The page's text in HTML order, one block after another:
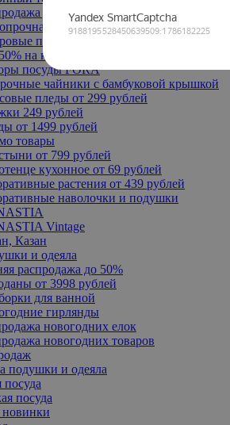
до -50%
посуда
полотенца
на ковры
посуды FORA
чайники с бамбуковой крышкой
пледы от 299 рублей
249 рублей
от 1499 рублей
товары
от 799 рублей
кухонное от 69 рублей
растения от 439 рублей
наволочки и подушки
Vintage
Казан
и одеяла
распродажа до 50%
от 3998 рублей
для ванной
гирлянды
новогодних елок
новогодних товаров
подушки и одеяла
посуда
посуда